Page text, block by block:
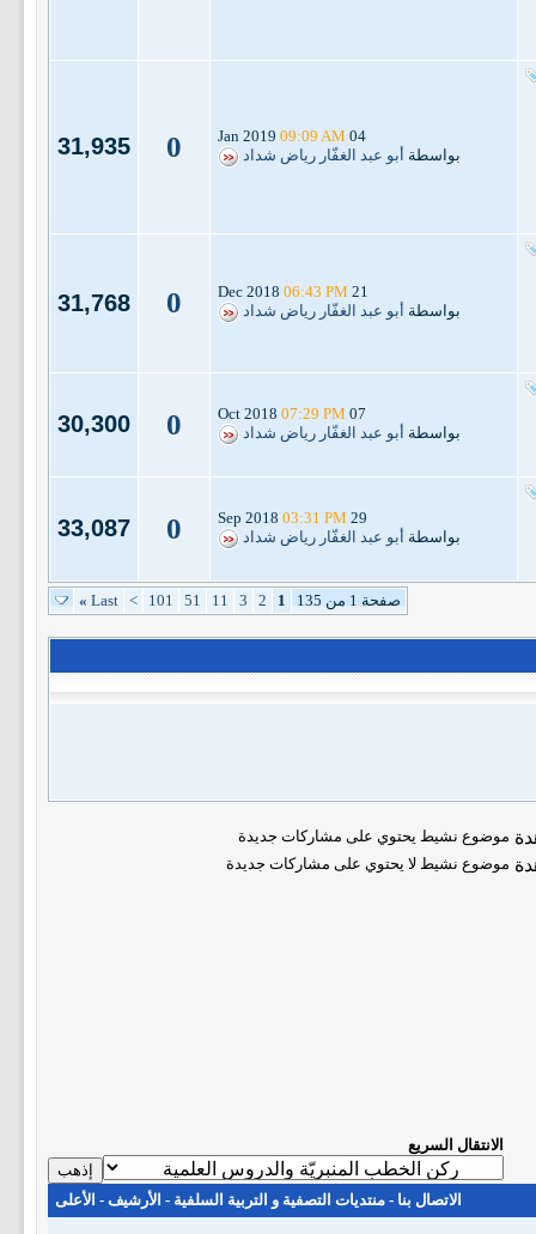
04 Jan 2019
09:09 AM
بواسطة أبو عبد الغفّار رياض شداد 0
31,935
21 Dec 2018
06:43 PM
بواسطة أبو عبد الغفّار رياض شداد 0
31,768
07 Oct 2018
07:29 PM
بواسطة أبو عبد الغفّار رياض شداد 0
30,300
29 Sep 2018
03:31 PM
بواسطة أبو عبد الغفّار رياض شداد 0
33,087
صفحة 1 من 135 1
2
3
11
51
101
>
Last
»
موضوع نشيط يحتوي على مشاركات جديدة
موضوع نشيط لا يحتوي على مشاركات جديدة
الانتقال السريع
الاتصال بنا - منتديات التصفية و التربية السلفية - الأرشيف - الأعلى